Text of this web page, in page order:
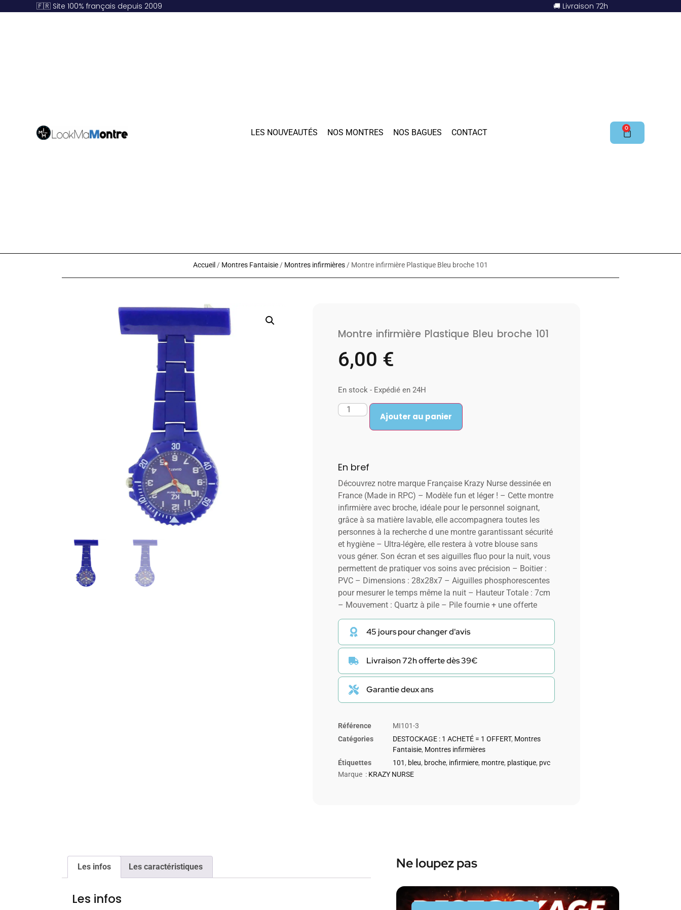
🇫🇷 Site 100% français depuis 2009 🚚 Livraison 72h
LES NOUVEAUTÉS NOS MONTRES NOS BAGUES CONTACT 0
Accueil / Montres Fantaisie / Montres infirmières / Montre infirmière Plastique Bleu broche 101
Montre infirmière Plastique Bleu broche 101
6,00 €
En stock - Expédié en 24H
Ajouter au panier
En bref
Découvrez notre marque Française Krazy Nurse dessinée en
France (Made in RPC) – Modèle fun et léger ! – Cette montre
infirmière avec broche, idéale pour le personnel soignant,
grâce à sa matière lavable, elle accompagnera toutes les
personnes à la recherche d une montre garantissant sécurité
et hygiène – Ultra-légère, elle restera à votre blouse sans
vous géner. Son écran et ses aiguilles fluo pour la nuit, vous
permettent de pratiquer vos soins avec précision – Boitier :
PVC – Dimensions : 28x28x7 – Aiguilles phosphorescentes
pour mesurer le temps même la nuit – Hauteur Totale : 7cm
– Mouvement : Quartz à pile – Pile fournie + une offerte
45 jours pour changer d'avis
Livraison 72h offerte dès 39€
Garantie deux ans
Référence
MI101-3
Catégories
DESTOCKAGE : 1 ACHETÉ = 1 OFFERT, Montres
Fantaisie, Montres infirmières
Étiquettes
101 , bleu, broche, infirmiere, montre, plastique, pvc
Marque : KRAZY NURSE
Les infos Les caractéristiques
Les infos
Ne loupez pas